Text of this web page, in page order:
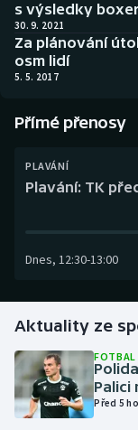
Biatlon
Boby a skeleton
Dostihy
Golf
Gymnastika
Házená
Aplikace ČT
AZ kvíz
s výsledky
30. 9. 2021
Za plánování
osm lidí
5. 5. 2017
Přímé přenosy
PLAVÁNÍ
Plavání: TK
Dnes, 12:30-13:00
Aktuality ze
FOTBAL
Palici
Před 5